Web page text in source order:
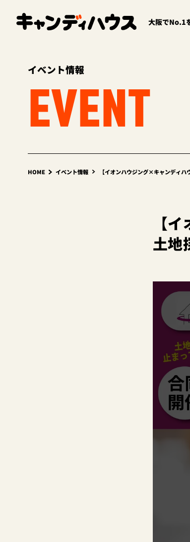
大阪でNo.1
イベント情報
EVENT
HOME イベント情報 【イオンハウジング×キャンディ
【
土地